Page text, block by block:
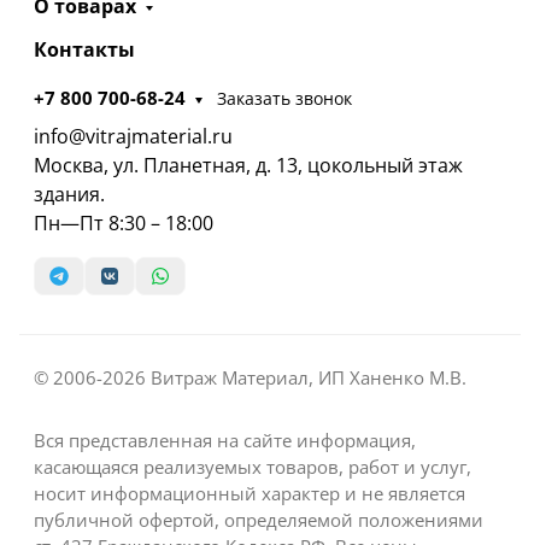
О товарах
Контакты
+7 800 700-68-24 Заказать звонок
info@vitrajmaterial.ru
Москва, ул. Планетная, д. 13, цокольный этаж
здания.
Пн—Пт 8:30 – 18:00
© 2006-2026 Витраж Материал, ИП Ханенко М.В.
Вся представленная на сайте информация,
касающаяся реализуемых товаров, работ и услуг,
носит информационный характер и не является
публичной офертой, определяемой положениями